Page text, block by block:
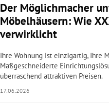
Untermenü
Untermenü
Untermenü
Untermenü
Der Möglichmacher
Möbelhäusern: Wie
verwirklicht
Ihre Wohnung ist einzigartig, Ihre
Maßgeschneiderte
überraschend attraktiven Preisen.
17.06.2026